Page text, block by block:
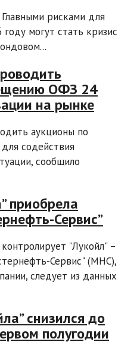
рисками для
могут стать кризис
ОФЗ 24
на рынке
аукционы по
содействия
сообщило
приобрела
Сервис”
"Лукойл" –
Сервис" (МНС),
следует из данных
снизился до
полугодии